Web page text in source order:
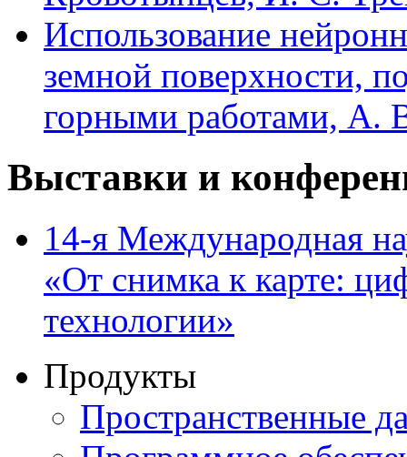
Использование
земной поверхности,
горными работами, А.
Выставки и
14-я Международная
«От снимка к карте:
технологии»
Продукты
Пространственные